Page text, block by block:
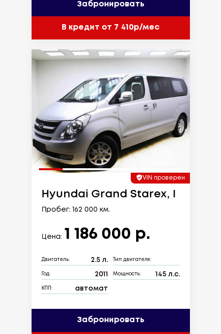
Забронировать
В кредит от 7 410р/мес
VIN проверен
Hyundai Grand Starex, I
Пробег: 162 000 км.
Цена: 1 186 000 р.
Двигатель: 2.5 л. Тип двигателя:
Год: 2011 Мощность: 145 л.с.
КПП: автомат
Забронировать